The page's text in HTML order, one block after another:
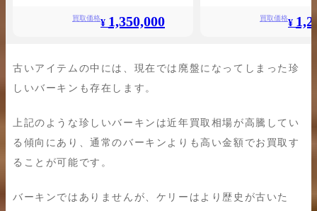
買取価格¥ 1,350,000 買取価格¥
古いアイテムの中には、現在では廃盤になってしまった珍
しいバーキンも存在します。
上記のような珍しいバーキンは近年買取相場が高騰してい
る傾向にあり、通常のバーキンよりも高い金額でお買取す
ることが可能です。
バーキンではありませんが、ケリーはより歴史が古いた